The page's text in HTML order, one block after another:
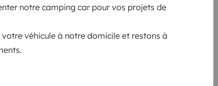
notre camping car pour vos projets de
véhicule à notre domicile et restons à
Erstzulassung: